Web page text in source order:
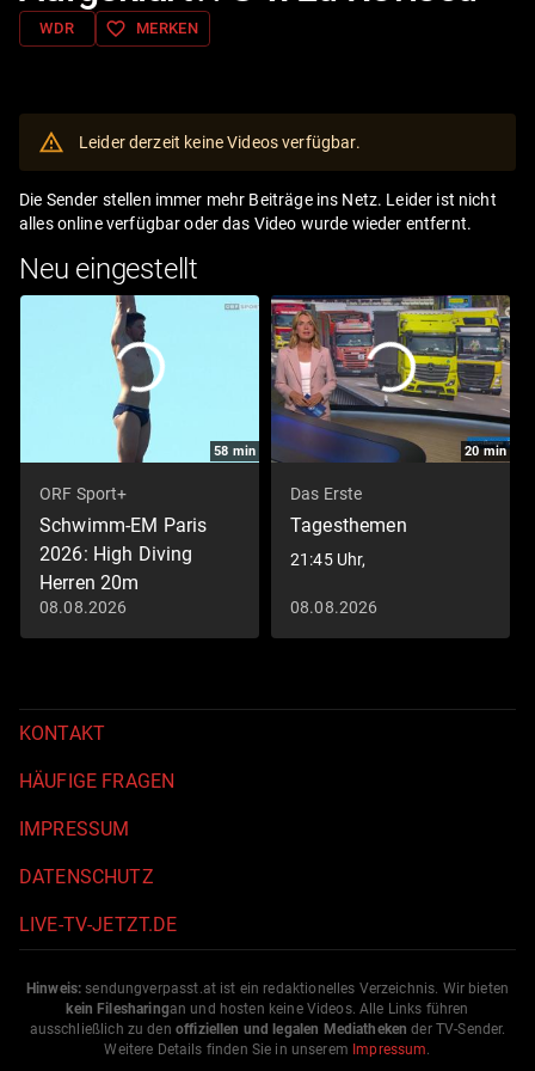
WDR favorite_border MERKEN
Leider derzeit keine Videos verfügbar.
Die Sender stellen immer mehr Beiträge ins Netz. Leider ist nicht
alles online verfügbar oder das Video wurde wieder entfernt.
Neu eingestellt
58 min
ORF Sport+
Schwimm-EM Paris
2026: High Diving
Herren 20m
Schwimm-EM 2026
08.08.2026
20min
Das Erste
Tagesthemen
21:45 Uhr,
08.08.2026
KONTAKT
HÄUFIGE FRAGEN
IMPRESSUM
DATENSCHUTZ
LIVE-TV-JETZT.DE
Hinweis: sendungverpasst.at ist ein redaktionelles Verzeichnis. Wir bieten
kein Filesharingan und hosten keine Videos. Alle Links führen
ausschließlich zu den offiziellen und legalen Mediatheken der TV-Sender.
Weitere Details finden Sie in unserem Impressum.